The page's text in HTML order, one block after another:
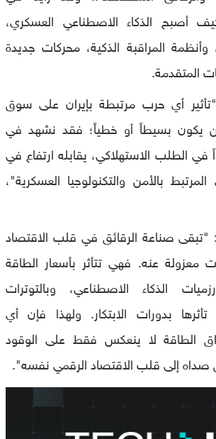
أصبح الذكاء الاصطناعي العسكري،
وأنظمة المراقبة الذكية، محركات جديدة
المتقدمة.
أي حرب مرتبطة بإيران على سوق
يكون بسيطاً أو خطياً؛ فقد نشهد في
الطلب الاستهلاكي، يقابله ارتفاع في
بالأمن والتكنولوجيا العسكرية"،
"تبقى صناعة الرقائق في قلب الاقتصاد
معزولة عنه. فهي تتأثر بأسعار الطاقة
الذكاء الاصطناعي، وبالتوترات
بدورات الابتكار. ولهذا فإن أي
الطاقة لا ينعكس فقط على الوقود
إلى قلب الاقتصاد الرقمي نفسه".